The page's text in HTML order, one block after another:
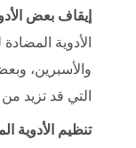
إيقاف بعض
والأسبرين،
التي قد تزيد
تنظيم الأدوية